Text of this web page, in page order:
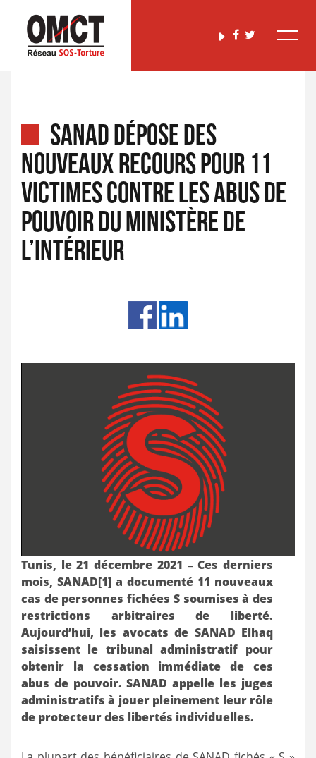
SANAD dépose des
nouveaux recours pour 11
victimes contre les abus de
pouvoir du ministère de
l’Intérieur
Tunis, le 21 décembre 2021 – Ces derniers
mois, SANAD[1] a documenté 11 nouveaux
cas de personnes fichées S soumises à des
restrictions arbitraires de liberté.
Aujourd’hui, les avocats de SANAD Elhaq
saisissent le tribunal administratif pour
obtenir la cessation immédiate de ces
abus de pouvoir. SANAD appelle les juges
administratifs à jouer pleinement leur rôle
de protecteur des libertés individuelles.